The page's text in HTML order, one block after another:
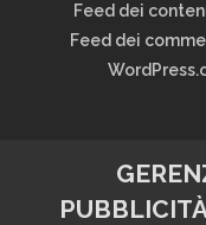
Feed dei
Feed dei